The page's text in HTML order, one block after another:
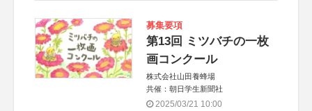
募集要項
第13回 ミツバチの一枚
画コンクール
株式会社山田養蜂場
共催：朝日学生新聞社
2025/03/21 10:00